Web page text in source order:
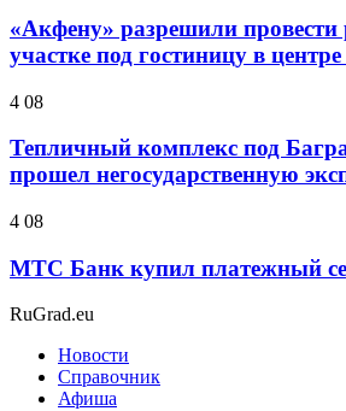
«Акфену» разрешили провести
участке под гостиницу в
4 08
Тепличный комплекс под
прошел негосударственную
4 08
МТС Банк купил платежный
RuGrad.eu
Новости
Справочник
Афиша